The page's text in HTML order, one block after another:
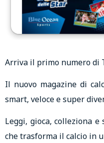
Arriva il primo numero di
Il nuovo magazine di
smart, veloce e super
Leggi, gioca, colleziona
che trasforma il calcio in